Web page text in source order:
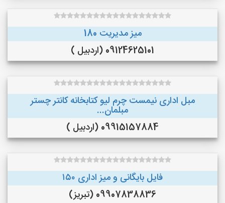
میز مدیریت 180
09124625101 (اردبیل )
مبل اداری نیمست چرم لیو کتابخانه کانتر چستر
مبلمان...
09915157884 (اردبیل )
فایل بایگانی و میز اداری ۱۵۰
09907838836 (تبریز)